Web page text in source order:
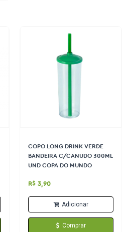
COPO LONG DRINK VERDE
BANDEIRA C/CANUDO 300ML
UND COPA DO MUNDO
R$ 3,90
Adicionar
Comprar